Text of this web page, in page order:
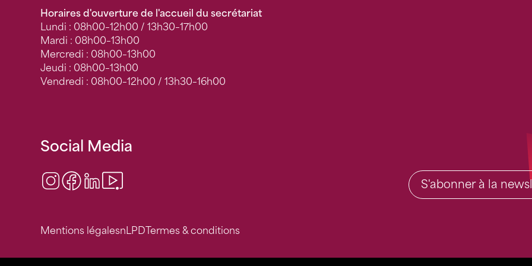
Horaires d'ouverture de l'accueil du secrétariat
Lundi : 08h00–12h00 / 13h30–17h00
Mardi : 08h00–13h00
Mercredi : 08h00–13h00
Jeudi : 08h00–13h00
Vendredi : 08h00–12h00 / 13h30–16h00
Social Media
Instagram
Facebook
LinkedIn S'abonner à la
Mentions légalesnLPD Termes & conditions